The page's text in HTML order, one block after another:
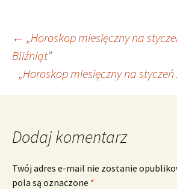
Nawigacja
wpisu
← „Horoskop miesięczny na
Bliźniąt”
„Horoskop miesięczny na
Dodaj komentarz
Twój adres e-mail nie zostanie
pola są oznaczone *